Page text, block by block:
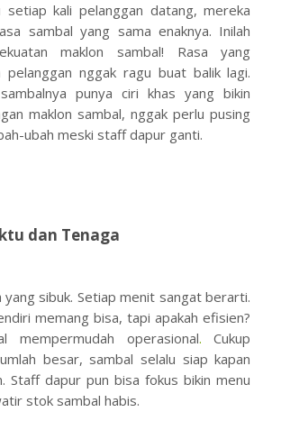
setiap kali pelanggan datang, mereka
sambal yang sama enaknya. Inilah
maklon sambal! Rasa yang
pelanggan nggak ragu buat balik lagi.
punya ciri khas yang bikin
maklon sambal, nggak perlu pusing
ubah meski staff dapur ganti.
dan Tenaga
yang sibuk. Setiap menit sangat berarti.
memang bisa, tapi apakah efisien?
mempermudah operasional. Cukup
besar, sambal selalu siap kapan
Staff dapur pun bisa fokus bikin menu
stok sambal habis.